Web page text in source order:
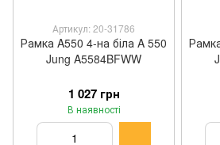
Артикул: 20-31786
Рамка A550 4-на біла A 550
Jung A5584BFWW
1 027 грн
В наявності